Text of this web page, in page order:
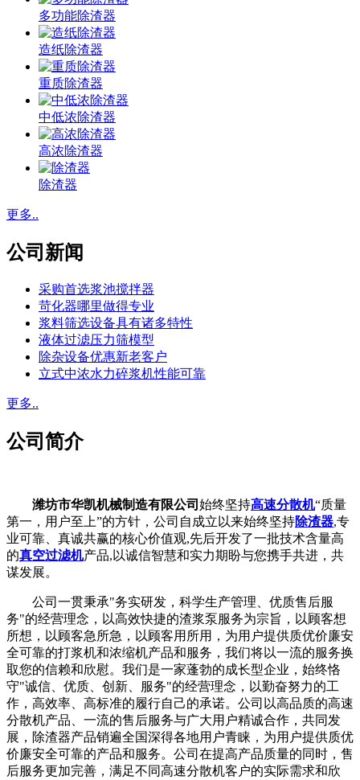
多功能除渣器
造纸除渣器
重质除渣器
中低浓除渣器
高浓除渣器
除渣器
更多..
公司新闻
采购首选浆池搅拌器
苛化器哪里做得专业
浆料筛选设备具有诸多特性
液体过滤压力筛模型
除杂设备优惠新老客户
立式中浓水力碎浆机性能可靠
更多..
公司简介
潍坊市华凯机械制造有限公司 始终坚持高速分散机“质量
第一，用户至上”的方针，公司自成立以来始终坚持除渣器,专
业可靠、真诚共赢的核心价值观,先后开发了一批技术含量高
的真空过滤机产品,以诚信智慧和实力期盼与您携手共进，共
谋发展。
公司一贯秉承"务实研发，科学生产管理、优质售后服
务"的经营理念，以高效快捷的渣浆泵服务为宗旨，以顾客想
所想，以顾客急所急，以顾客用所用，为用户提供质优价廉安
全可靠的打浆机和浓缩机产品和服务，我们将以一流的服务换
取您的信赖和欣慰。我们是一家蓬勃的成长型企业，始终恪
守"诚信、优质、创新、服务"的经营理念，以勤奋努力的工
作，高效率、高标准的履行自己的承诺。公司以高品质的高速
分散机产品、一流的售后服务与广大用户精诚合作，共同发
展，除渣器产品销遍全国深得各地用户青睐，为用户提供质优
价廉安全可靠的产品和服务。公司在提高产品质量的同时，售
后服务更加完善，满足不同高速分散机客户的实际需求和欣